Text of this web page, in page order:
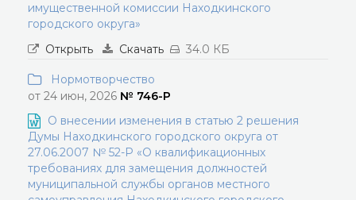
имущественной комиссии Находкинского
городского округа»
Открыть
Скачать 34.0 КБ
Нормотворчество
от 24 июн, 2026 № 746-Р
О внесении изменения в статью 2 решения
Думы Находкинского городского округа от
27.06.2007 № 52-Р «О квалификационных
требованиях для замещения должностей
муниципальной службы органов местного